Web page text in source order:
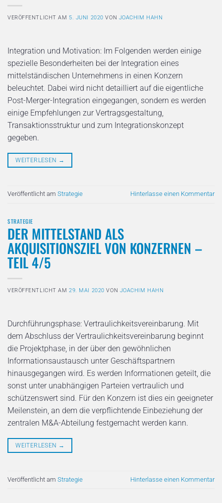
VERÖFFENTLICHT AM 5. JUNI 2020 VON JOACHIM HAHN
Integration und Motivation: Im Folgenden werden einige
spezielle Besonderheiten bei der Integration eines
mittelständischen Unternehmens in einen Konzern
beleuchtet. Dabei wird nicht detailliert auf die eigentliche
Post-Merger-Integration eingegangen, sondern es werden
einige Empfehlungen zur Vertragsgestaltung,
Transaktionsstruktur und zum Integrationskonzept
gegeben.
WEITERLESEN →
Veröffentlicht am Strategie Hinterlasse einen Kommentar
STRATEGIE
DER MITTELSTAND ALS
AKQUISITIONSZIEL VON KONZERNEN –
TEIL 4/5
VERÖFFENTLICHT AM29. MAI 2020 VON JOACHIM HAHN
Durchführungsphase: Vertraulichkeitsvereinbarung. Mit
dem Abschluss der Vertraulichkeitsvereinbarung beginnt
die Projektphase, in der über den gewöhnlichen
Informationsaustausch unter Geschäftspartnern
hinausgegangen wird. Es werden Informationen geteilt, die
sonst unter unabhängigen Parteien vertraulich und
schützenswert sind. Für den Konzern ist dies ein geeigneter
Meilenstein, an dem die verpflichtende Einbeziehung der
zentralen M&A-Abteilung festgemacht werden kann.
WEITERLESEN →
Veröffentlicht am Strategie Hinterlasse einen Kommentar